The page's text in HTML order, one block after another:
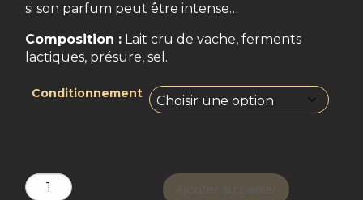
si son parfum peut être intense…
Composition : Lait cru de vache, ferments
lactiques, présure, sel.
Conditionnement
Ajouter au panier